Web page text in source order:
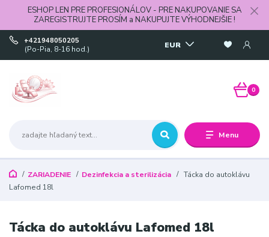
ESHOP LEN PRE PROFESIONÁLOV - PRE NAKUPOVANIE SA
ZAREGISTRUJTE PROSÍM a NAKUPUJTE VÝHODNEJŠIE !
Menu
EUR
+421948050205
(Po-Pia, 8-16 hod.)
0
ZARIADENIE Dezinfekcia a sterilizácia
Tácka do autoklávu
Lafomed 18l
Tácka do autoklávu Lafomed 18l